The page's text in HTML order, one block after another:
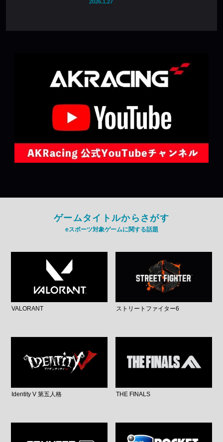
2026.1.27
ゲームタイトルからさがす
eスポーツ対象ゲームに関する話題
VALORANT ストリートファイター6
Identity V 第五人格 THE FINALS